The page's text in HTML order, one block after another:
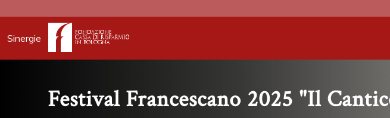
Sinergie
Festival Francescano 2025 "Il